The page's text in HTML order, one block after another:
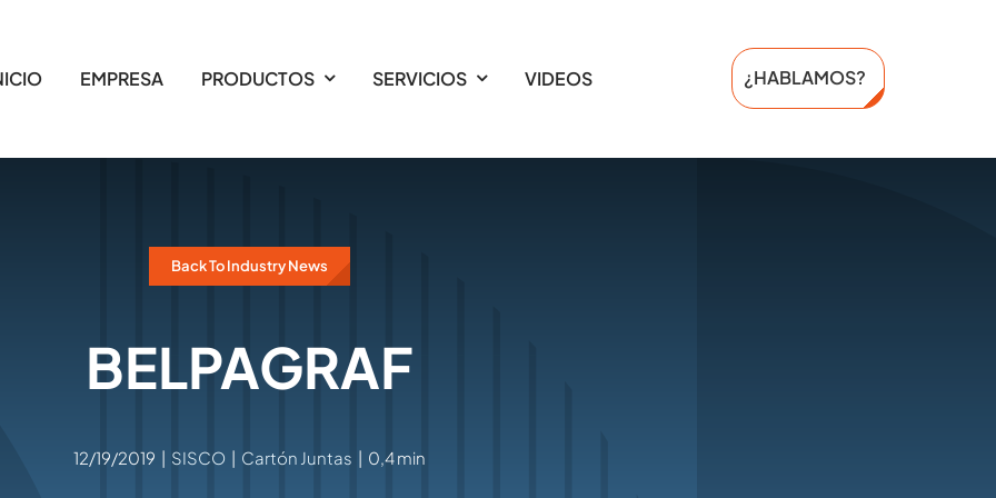
EMPRESA PRODUCTOS SERVICIOS VIDEOS ¿HABLAMOS?
Back To Industry News
BELPAGRAF
12/19/2019 | SISCO | Cartón Juntas | 0,4 min